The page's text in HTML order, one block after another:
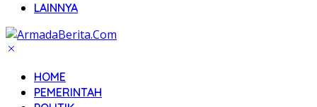
LAINNYA
HOME
PEMERINTAH